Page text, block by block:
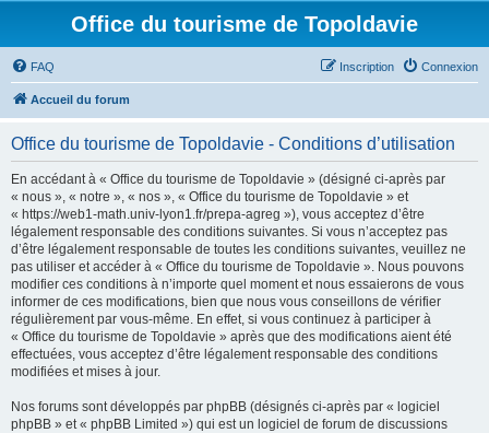
Office du tourisme de Topoldavie
FAQ Connexion
Inscription
Accueil du forum
Office du tourisme de Topoldavie - Conditions d’utilisation
En accédant à « Office du tourisme de Topoldavie » (désigné ci-après par
« nous », « notre », « nos », « Office du tourisme de Topoldavie » et
« https://web1-math.univ-lyon1.fr/prepa-agreg »), vous acceptez d’être
légalement responsable des conditions suivantes. Si vous n’acceptez pas
d’être légalement responsable de toutes les conditions suivantes, veuillez ne
pas utiliser et accéder à « Office du tourisme de Topoldavie ». Nous pouvons
modifier ces conditions à n’importe quel moment et nous essaierons de vous
informer de ces modifications, bien que nous vous conseillons de vérifier
régulièrement par vous-même. En effet, si vous continuez à participer à
« Office du tourisme de Topoldavie » après que des modifications aient été
effectuées, vous acceptez d’être légalement responsable des conditions
modifiées et mises à jour.
Nos forums sont développés par phpBB (désignés ci-après par « logiciel
phpBB » et « phpBB Limited ») qui est un logiciel de forum de discussions